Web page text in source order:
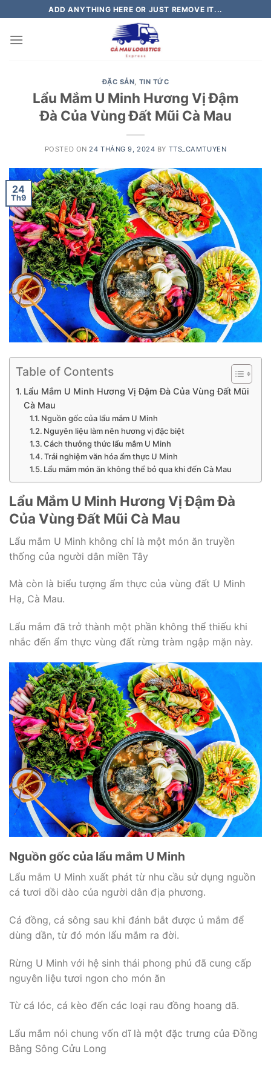
to
content
ADD ANYTHING HERE OR JUST REMOVE IT...
ĐẶC SẢN, TIN TỨC
Lẩu Mắm U Minh Hương Vị Đậm
Đà Của Vùng Đất Mũi Cà Mau
POSTED ON 24 THÁNG 9, 2024 BY TTS_CAMTUYEN
24
Th9
Table of Contents
Lẩu Mắm U Minh Hương Vị Đậm Đà Của Vùng Đất Mũi
Cà Mau
Nguồn gốc của lẩu mắm U Minh
Nguyên liệu làm nên hương vị đặc biệt
Cách thưởng thức lẩu mắm U Minh
Trải nghiệm văn hóa ẩm thực U Minh
Lẩu mắm món ăn không thể bỏ qua khi đến Cà Mau
Lẩu Mắm U Minh Hương Vị Đậm Đà
Của Vùng Đất Mũi Cà Mau
Lẩu mắm U Minh không chỉ là một món ăn truyền
thống của người dân miền Tây
Mà còn là biểu tượng ẩm thực của vùng đất U Minh
Hạ, Cà Mau.
Lẩu mắm đã trở thành một phần không thể thiếu khi
nhắc đến ẩm thực vùng đất rừng tràm ngập mặn này.
Nguồn gốc của lẩu mắm U Minh
Lẩu mắm U Minh xuất phát từ nhu cầu sử dụng nguồn
cá tươi dồi dào của người dân địa phương.
Cá đồng, cá sông sau khi đánh bắt được ủ mắm để
dùng dần, từ đó món lẩu mắm ra đời.
Rừng U Minh với hệ sinh thái phong phú đã cung cấp
nguyên liệu tươi ngon cho món ăn
Từ cá lóc, cá kèo đến các loại rau đồng hoang dã.
Lẩu mắm nói chung vốn dĩ là một đặc trưng của Đồng
Bằng Sông Cửu Long